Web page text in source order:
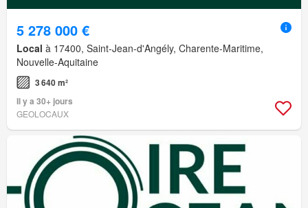
5 278 000 €
Local à 17400, Saint-Jean-d'Angély, Charente-Maritime,
Nouvelle-Aquitaine
3 640 m²
Il y a 30+ jours
GEOLOCAUX